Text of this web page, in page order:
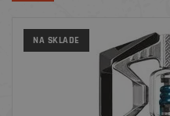
NA SKLADE